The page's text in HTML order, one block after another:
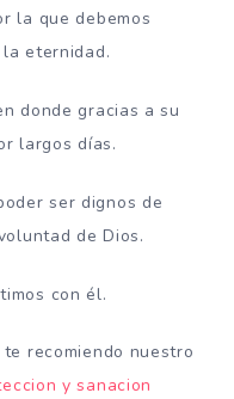
la que debemos
eternidad.
donde gracias a su
largos días.
ser dignos de
de Dios.
con él.
recomiendo nuestro
y sanacion